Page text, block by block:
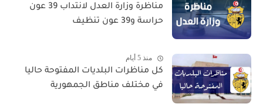
مناظرة وزارة العدل لانتداب 39 عون
حراسة و39 عون تنظيف
منذ 5 أيام
كل مناظرات البلديات المفتوحة حاليا
في مختلف مناطق الجمهورية